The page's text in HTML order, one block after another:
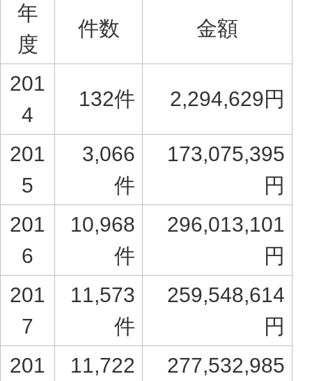
年
度
件数 金額
201
4
132件 2,294,629円
201
5
3,066
件
173,075,395
円
201
6
10,968
件
296,013,101
円
201
7
11,573
件
259,548,614
円
201
11,722
277,532,985